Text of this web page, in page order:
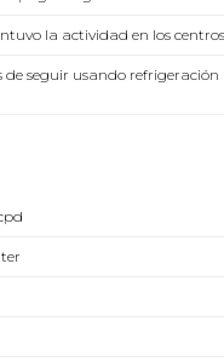
la actividad en los
de seguir usando